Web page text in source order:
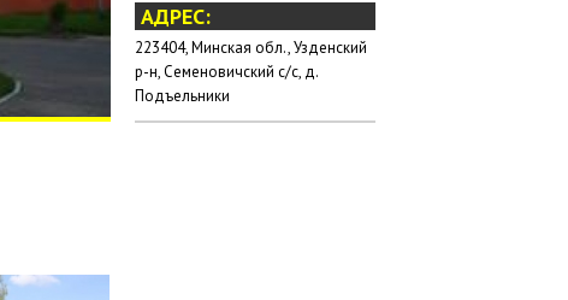
АДРЕС:
223404, Минская обл., Узденский
р-н, Семеновичский с/с, д.
Подъельники